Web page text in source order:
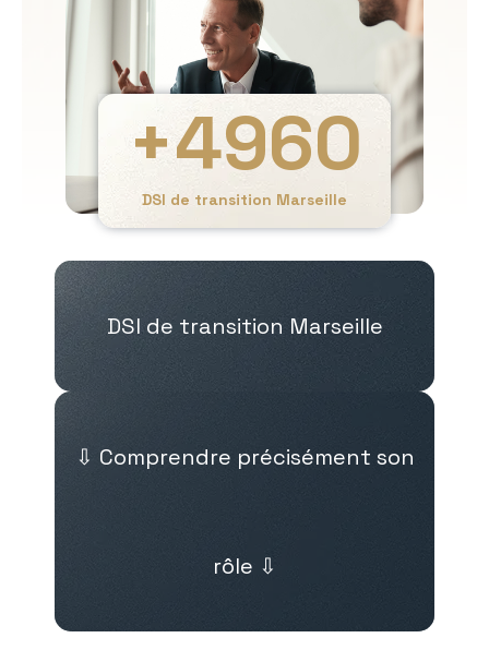
DSI de transition Marseille
+4960
DSI de transition Marseille
⇩ Comprendre précisément son
rôle ⇩